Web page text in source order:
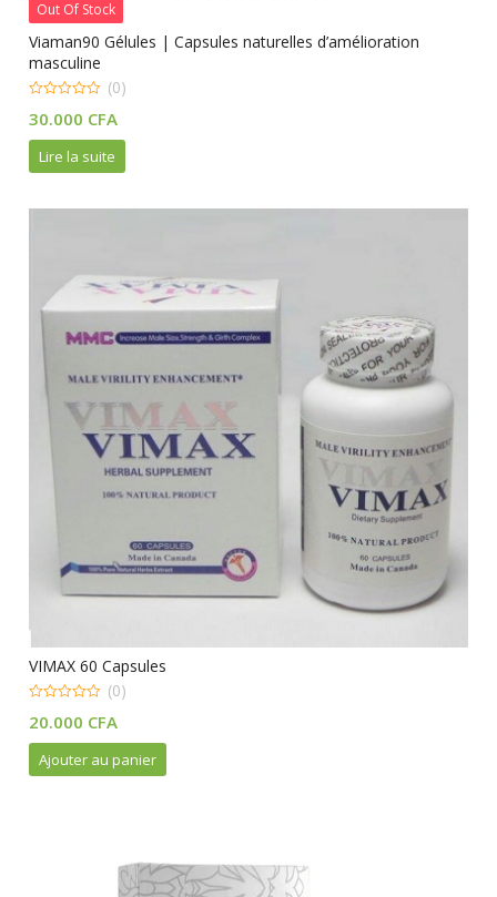
Out Of Stock
Viaman90 Gélules | Capsules naturelles d’amélioration
masculine
out
(0)
30.000 CFA
Lire la suite
VIMAX 60 Capsules
out
(0)
20.000 CFA
Ajouter au panier